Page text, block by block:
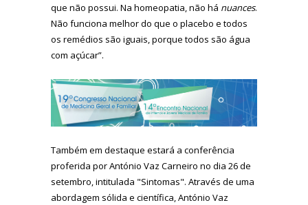
que não possui. Na homeopatia, não há nuances.
Não funciona melhor do que o placebo e todos
os remédios são iguais, porque todos são água
com açúcar”.
Também em destaque estará a conferência
proferida por António Vaz Carneiro no dia 26 de
setembro, intitulada "Sintomas". Através de uma
abordagem sólida e científica, António Vaz